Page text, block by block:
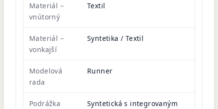
Materiál –
vnútorný
Textil
Materiál –
vonkajší
Syntetika / Textil
Modelová
rada
Runner
Podrážka
Syntetická s integrovaným